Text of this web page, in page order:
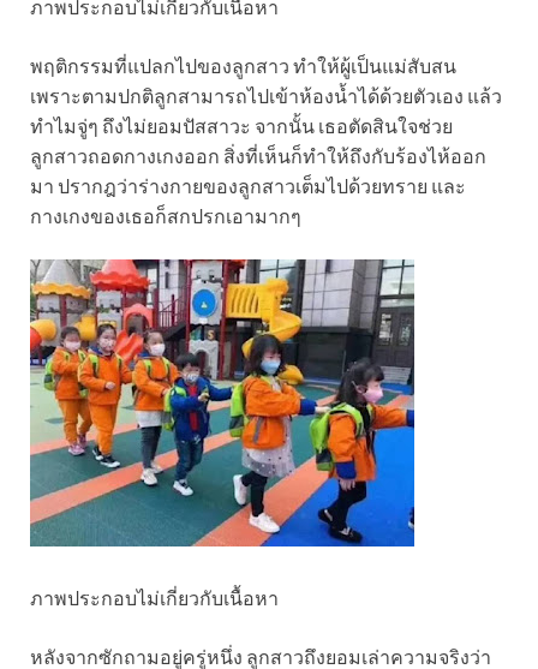
ภาพประกอบไม่เกี่ยวกับเนื้อหา
พฤติกรรมที่แปลกไปของลูกสาว ทำให้ผู้เป็นแม่สับสน
เพราะตามปกติลูกสามารถไปเข้าห้องน้ำได้ด้วยตัวเอง แล้ว
ทำไมจู่ๆ ถึงไม่ยอมปัสสาวะ จากนั้น เธอตัดสินใจช่วย
ลูกสาวถอดกางเกงออก สิ่งที่เห็นก็ทำให้ถึงกับร้องไห้ออก
มา ปรากฎว่าร่างกายของลูกสาวเต็มไปด้วยทราย และ
กางเกงของเธอก็สกปรกเอามากๆ
ภาพประกอบไม่เกี่ยวกับเนื้อหา
หลังจากซักถามอยู่ครู่หนึ่ง ลูกสาวถึงยอมเล่าความจริงว่า